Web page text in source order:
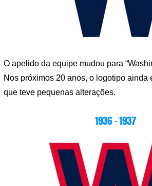
O apelido da equipe mudou para
Nos próximos 20 anos, o logotipo ainda
que teve pequenas alterações.
1936 – 1937